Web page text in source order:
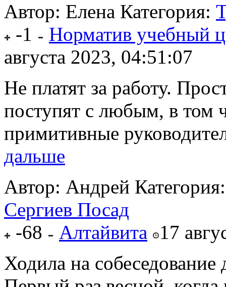
Автор: Елена Категория:
-1
Норматив учебный
августа 2023, 04:51:07
Не платят за работу.
поступят с любым, в том
примитивные
дальше
Автор: Андрей
Сергиев Посад
-68
Алтайвита
17
Ходила на